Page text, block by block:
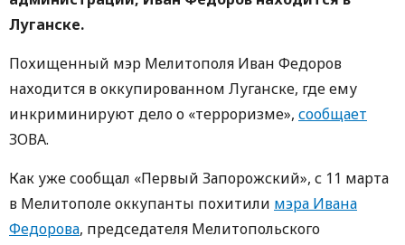
Луганске.
Похищенный мэр Мелитополя Иван Федоров
находится в оккупированном Луганске, где ему
инкриминируют дело о «терроризме», сообщает
ЗОВА.
Как уже сообщал «Первый Запорожский», с 11 марта
в Мелитополе оккупанты похитили мэра Ивана
Федорова, председателя Мелитопольского